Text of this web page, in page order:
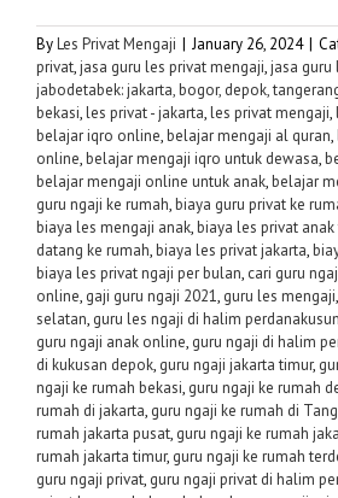
ByLes Privat Mengaji January 26, 2024
privat,jasa guru les privat mengaji,jasa guru
jabodetabek: jakarta, bogor, depok,
bekasi,les privat - jakarta,les privat mengaji,
belajar iqro online,belajar mengaji al quran,
online,belajar mengaji iqro untuk dewasa,
belajar mengaji online untuk anak,belajar
guru ngaji ke rumah,biaya guru privat ke
biaya les mengaji anak,biaya les privat anak
datang ke rumah,biaya les privat jakarta,
biaya les privat ngaji per bulan, cari guru
online, gaji guru ngaji 2021, guru les mengaji,
selatan, guru les ngaji di halim
guru ngaji anak online, guru ngaji di halim
di kukusan depok, guru ngaji jakarta timur,
ngaji ke rumah bekasi, guru ngaji ke rumah
rumah di jakarta, guru ngaji ke rumah di
rumah jakarta pusat, guru ngaji ke rumah
rumah jakarta timur, guru ngaji ke rumah
guru ngaji privat, guru ngaji privat di halim